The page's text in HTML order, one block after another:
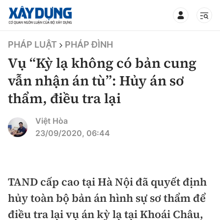
TIN BỘ XÂY DỰNG
CHUYÊN MỤC
Mới nhất
Chính trị
Xã hội
Xây dựng
Chỉ đạo điều hành
Giao thông
PHÁP LUẬT PHÁP ĐÌNH
Vụ “Kỳ lạ không có bản cung
vẫn nhận án tù”: Hủy án sơ
thẩm, điều tra lại
Việt Hòa
23/09/2020, 06:44
TAND cấp cao tại Hà Nội đã quyết định
hủy toàn bộ bản án hình sự sơ thẩm để
điều tra lại vụ án kỳ lạ tại Khoái Châu,